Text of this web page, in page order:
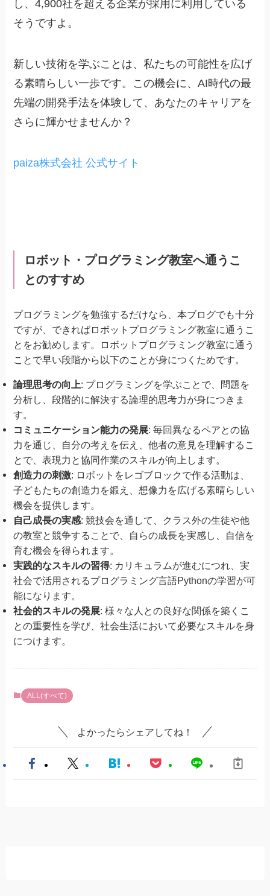
し、4,900社を超える企業が採用に利用している
そうですよ。
新しい技術を学ぶことは、私たちの可能性を広げ
る素晴らしい一歩です。この機会に、AI時代の最
先端の開発手法を体験して、あなたのキャリアを
さらに輝かせませんか？
paiza株式会社 公式サイト
ロボット・プログラミング教室へ通うこ
とのすすめ
プログラミングを勉強するだけなら、本ブログでも十分
ですが、できればロボットプログラミング教室に通うこ
とをお勧めします。ロボットプログラミング教室に通う
ことで早い段階から以下のことが身につくためです。
論理思考の向上: プログラミングを学ぶことで、問題を
分析し、段階的に解決する論理的思考力が身につきま
す。
コミュニケーション能力の発展: 毎回異なるペアとの協
力を通じ、自分の考えを伝え、他者の意見を理解するこ
とで、表現力と協同作業のスキルが向上します。
創造力の刺激: ロボットをレゴブロックで作る活動は、
子どもたちの創造力を鍛え、想像力を広げる素晴らしい
機会を提供します。
自己成長の実感: 競技会を通して、クラス外の生徒や他
の教室と競争することで、自らの成長を実感し、自信を
育む機会を得られます。
実践的なスキルの習得: カリキュラムが進むにつれ、実
社会で活用されるプログラミング言語Pythonの学習が可
能になります。
社会的スキルの発展: 様々な人との良好な関係を築くこ
との重要性を学び、社会生活において必要なスキルを身
につけます。
ALL(すべて)
よかったらシェアしてね！